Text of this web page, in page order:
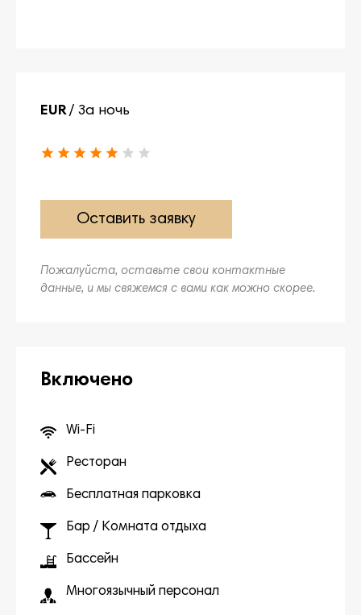
EUR/ За ночь
Оставить заявку
Пожалуйста, оставьте свои контактные
данные, и мы свяжемся с вами как можно скорее.
Включено
Wi-Fi
Ресторан
Бесплатная парковка
Бар / Комната отдыха
Бассейн
Многоязычный персонал